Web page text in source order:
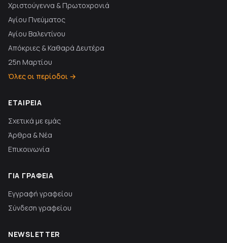
Χριστούγεννα & Πρωτοχρονιά
Αγίου Πνεύματος
Αγίου Βαλεντίνου
Απόκριες & Καθαρά Δευτέρα
25η Μαρτίου
Όλες οι περίοδοι →
ΕΤΑΙΡΕΊΑ
Σχετικά με εμάς
Άρθρα & Νέα
Επικοινωνία
ΓΙΑ ΓΡΑΦΕΊΑ
Εγγραφή γραφείου
Σύνδεση γραφείου
NEWSLETTER